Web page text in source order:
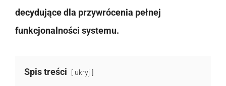
decydujące dla przywrócenia pełnej
funkcjonalności systemu.
Spis treści ukryj